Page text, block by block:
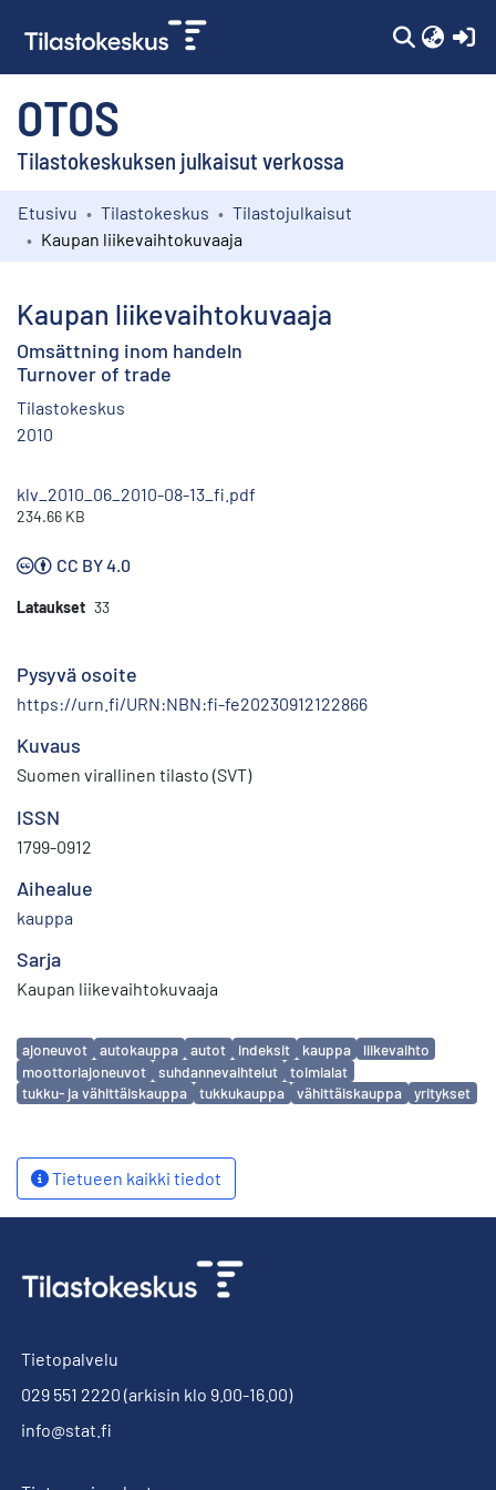
OTOS
Tilastokeskuksen julkaisut verkossa
Kokoelmat
Etusivu Tilastokeskus
Tilastojulkaisut
Kaupan liikevaihtokuvaaja
Kaupan liikevaihtokuvaaja
Omsättning inom handeln
Turnover of trade
Tilastokeskus
2010
klv_2010_06_2010-08-13_fi.pdf
234.66 KB
CC BY 4.0
Lataukset 33
Pysyvä osoite
https://urn.fi/URN:NBN:fi-fe20230912122866
Kuvaus
Suomen virallinen tilasto (SVT)
ISSN
1799-0912
Aihealue
kauppa
Sarja
Kaupan liikevaihtokuvaaja
Avainsanat
ajoneuvot autokauppa autot indeksit kauppa
liikevaihto
moottoriajoneuvot
suhdannevaihtelut
toimialat
tukku- ja vähittäiskauppa
tukkukauppa vähittäiskauppa yritykset
Tietueen kaikki tiedot
Tietopalvelu
029 551 2220 (arkisin klo 9.00-16.00)
info@stat.fi